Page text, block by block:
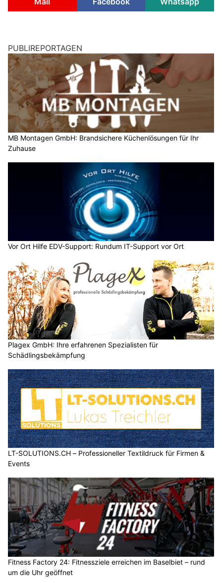
PUBLIREPORTAGEN
MB Montagen GmbH: Brandsichere Küchenlösungen für Ihr
Zuhause
Vor Ort Hilfe EDV-Support: Rundum IT-Support vor Ort
Plagex GmbH: Ihre erfahrenen Spezialisten für
Schädlingsbekämpfung
LT-SOLUTIONS.CH – Professioneller Textildruck für Firmen &
Events
Fitness Factory 24: Fitnessziele erreichen im Baselbiet – rund
um die Uhr geöffnet